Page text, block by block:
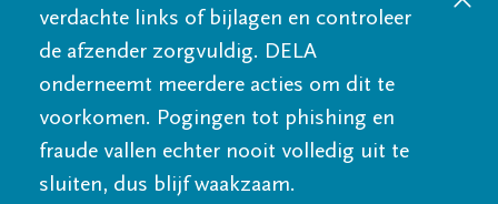
verdachte links of bijlagen en controleer
de afzender zorgvuldig. DELA
onderneemt meerdere acties om dit te
voorkomen. Pogingen tot phishing en
fraude vallen echter nooit volledig uit te
sluiten, dus blijf waakzaam.